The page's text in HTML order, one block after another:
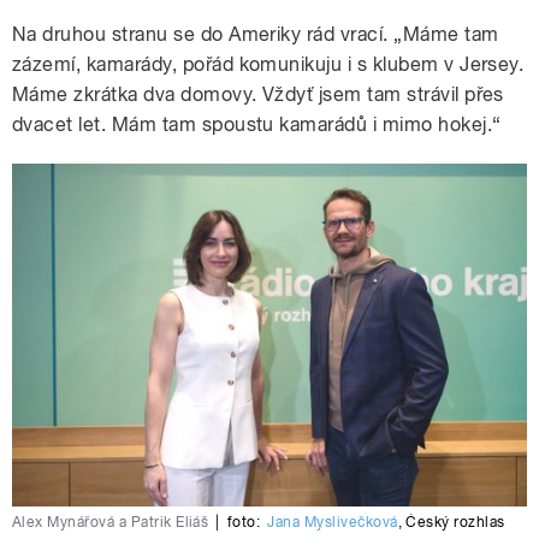
Na druhou stranu se do Ameriky rád vrací. „Máme tam
zázemí, kamarády, pořád komunikuju i s klubem v Jersey.
Máme zkrátka dva domovy. Vždyť jsem tam strávil přes
dvacet let. Mám tam spoustu kamarádů i mimo hokej.“
Alex Mynářová a Patrik Eliáš foto: Jana Myslivečková,Český rozhlas